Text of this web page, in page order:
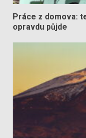
Práce z domova:
opravdu půjde